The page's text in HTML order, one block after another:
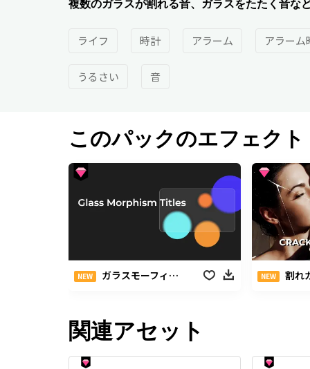
複数のガラスが割れる音、ガラスをたたく音な
ライフ 時計 アラーム アラーム
うるさい 音
このパックのエフェクト
NEW ガラスモーフィズムパック NEW 割れガラス
関連アセット